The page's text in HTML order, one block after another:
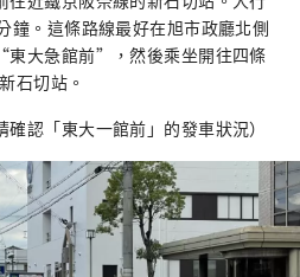
鐘。這條路線最好在旭市政廳北側
東大急館前”，然後乘坐開往四條
石切站。
確認「東大一館前」的發車狀況）